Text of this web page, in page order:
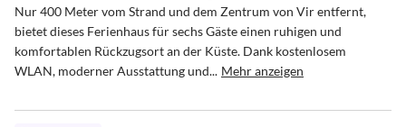
Nur 400 Meter vom Strand und dem Zentrum von Vir entfernt,
bietet dieses Ferienhaus für sechs Gäste einen ruhigen und
komfortablen Rückzugsort an der Küste. Dank kostenlosem
WLAN, moderner Ausstattung und... Mehr anzeigen